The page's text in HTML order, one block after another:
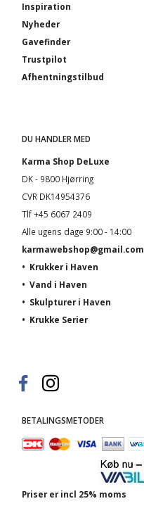
Inspiration
Nyheder
Gavefinder
Trustpilot
Afhentningstilbud
DU HANDLER MED
Karma Shop DeLuxe
DK - 9800 Hjørring
CVR DK14954376
Tlf +45 6067 2409
Alle ugens dage 9:00 - 14:00
karmawebshop@gmail.com
• Krukker i Haven
• Vand i Haven
• Skulpturer i Haven
• Krukke Serier
BETALINGSMETODER
Priser er incl 25% moms